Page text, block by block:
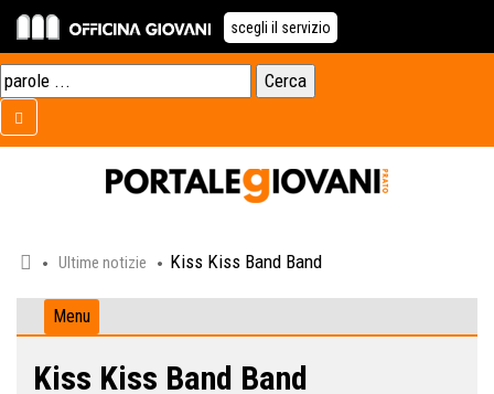
scegli il servizio
Ultime notizie Kiss Kiss Band Band
Menu
Kiss Kiss Band Band